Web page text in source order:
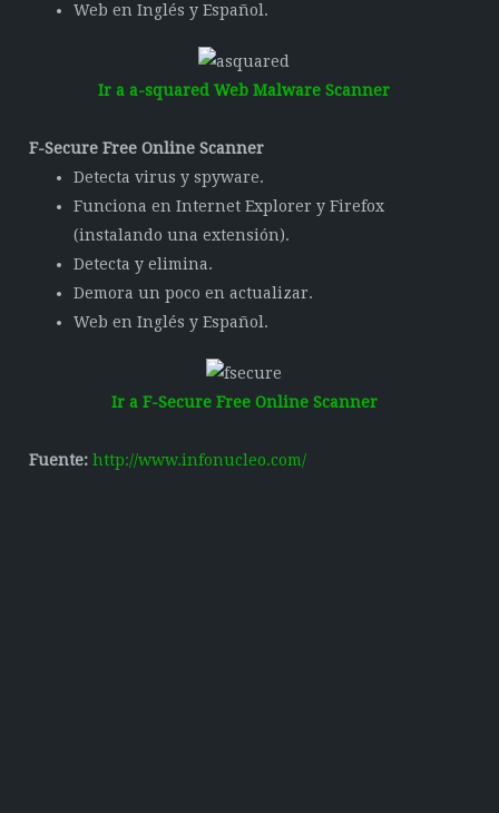
Web en Inglés y Español.
Ir a a-squared Web Malware Scanner
F-Secure Free Online Scanner
Detecta virus y spyware.
Funciona en Internet Explorer y Firefox
(instalando una extensión).
Detecta y elimina.
Demora un poco en actualizar.
Web en Inglés y Español.
Ir a F-Secure Free Online Scanner
Fuente:http://www.infonucleo.com/